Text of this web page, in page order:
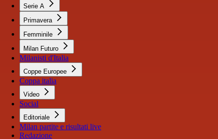
Serie A
Primavera
Femminile
Milan Futuro
Milanisti d'Italia
Coppe Europee
Coppa italia
Video
Social
Editoriale
Milan partite e risultati live
Redazione